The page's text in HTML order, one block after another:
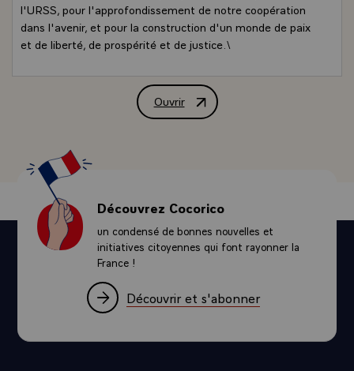
l'URSS, pour l'approfondissement de notre coopération
dans l'avenir, et pour la construction d'un monde de paix
et de liberté, de prospérité et de justice.\
Ouvrir
Message de M. François Mitterrand,
Découvrez Cocorico
un condensé de bonnes nouvelles et
initiatives citoyennes qui font rayonner la
France !
Découvrir et s'abonner